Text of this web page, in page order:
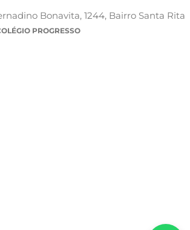
Bonavita, 1244, Bairro Santa Rita
PROGRESSO